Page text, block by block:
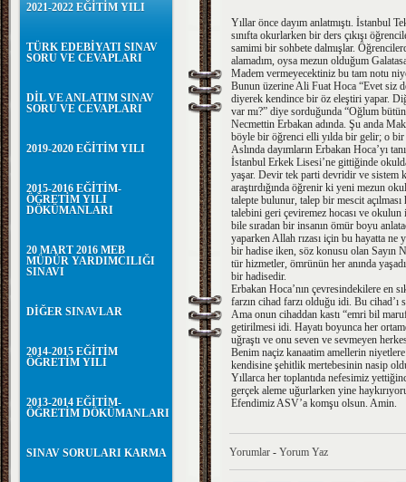
2021-2022 EĞİTİM YILI
TÜRK EDEBİYATI SINAV
SORU VE CEVAPLARI
DİL VE ANLATIM SINAV
SORU VE CEVAPLARI
2019-2020 EĞİTİM YILI
2015-2016 EĞİTİM-
ÖĞRETİM YILI
DÖKÜMANLARI
20 MART 2016 MEB
MÜDÜR YARDIMCILIĞI
SINAVI
DİĞER SINAVLAR
2014-2015 EĞİTİM
ÖĞRETİM YILI
2013-2014 EĞİTİM-
ÖĞRETİM DÖKÜMANLARI
SINAV SORULARI KARMA
Yıllar önce dayım anlatmıştı. İstanbul
sınıfta okurlarken bir ders çıkışı
samimi bir sohbete dalmışlar.
alamadım, oysa mezun olduğum
Madem vermeyecektiniz bu tam notu
Bunun üzerine Ali Fuat Hoca “Evet siz
diyerek kendince bir öz eleştiri yapar.
var mı?” diye sorduğunda “Oğlum
Necmettin Erbakan adında. Şu anda
böyle bir öğrenci elli yılda bir gelir; o bir
Aslında dayımların Erbakan Hoca’yı
İstanbul Erkek Lisesi’ne gittiğinde
yaşar. Devir tek parti devridir ve sistem
araştırdığında öğrenir ki yeni mezun
talepte bulunur, talep bir mescit
talebini geri çeviremez hocası ve
bile sıradan bir insanın ömür boyu
yaparken Allah rızası için bu hayatta ne
bir hadise iken, söz konusu olan Sayın
tür hizmetler, ömrünün her anında
bir hadisedir.
Erbakan Hoca’nın çevresindekilere en
farzın cihad farzı olduğu idi. Bu cihad’ı
Ama onun cihaddan kastı “emri bil
getirilmesi idi. Hayatı boyunca her
uğraştı ve onu seven ve sevmeyen
Benim naçiz kanaatim amellerin
kendisine şehitlik mertebesinin nasip
Yıllarca her toplantıda nefesimiz
gerçek aleme uğurlarken yine
Efendimiz ASV’a komşu olsun. Amin.
Yorumlar - Yorum Yaz